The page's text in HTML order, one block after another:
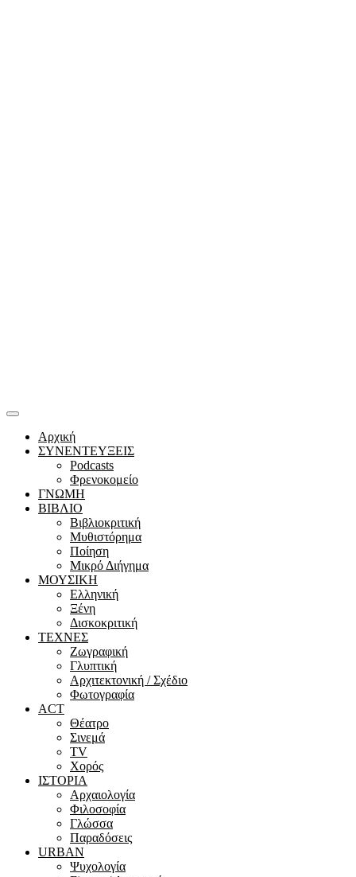
Αρχική
ΣΥΝΕΝΤΕΥΞΕΙΣ
Podcasts
Φρενοκομείο
ΓΝΩΜΗ
ΒΙΒΛΙΟ
Βιβλιοκριτική
Μυθιστόρημα
Ποίηση
Μικρό Διήγημα
ΜΟΥΣΙΚΗ
Ελληνική
Ξένη
Δισκοκριτική
ΤΕΧΝΕΣ
Ζωγραφική
Γλυπτική
Αρχιτεκτονική / Σχέδιο
Φωτογραφία
ACT
Θέατρο
Σινεμά
ΤV
Χορός
ΙΣΤΟΡΙΑ
Αρχαιολογία
Φιλοσοφία
Γλώσσα
Παραδόσεις
URBAN
Ψυχολογία